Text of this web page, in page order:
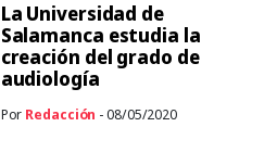
La Universidad de
Salamanca estudia la
creación del grado de
audiología
Por Redacción - 08/05/2020